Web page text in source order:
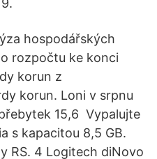
hospodářských
rozpočtu ke konci
korun z
korun. Loni v srpnu
15,6 Vypalujte
s kapacitou 8,5 GB.
RS. 4 Logitech diNovo